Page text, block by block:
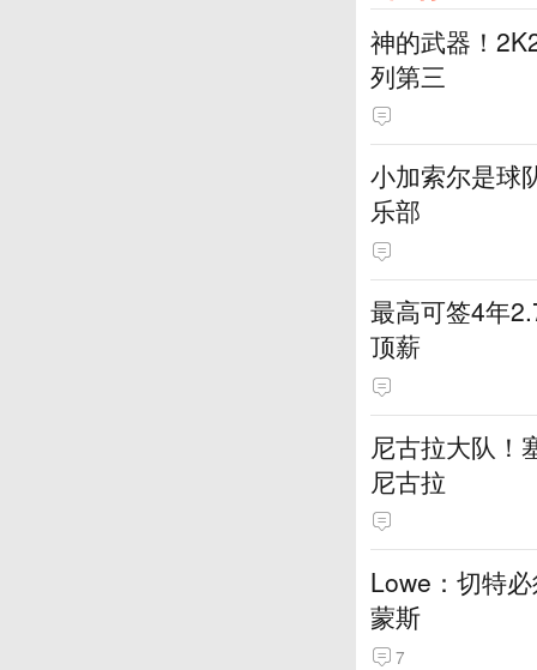
神的武器！
列第三
小加索尔是球
乐部
最高可签4年
顶薪
尼古拉大队！
尼古拉
Lowe：切特
蒙斯
7